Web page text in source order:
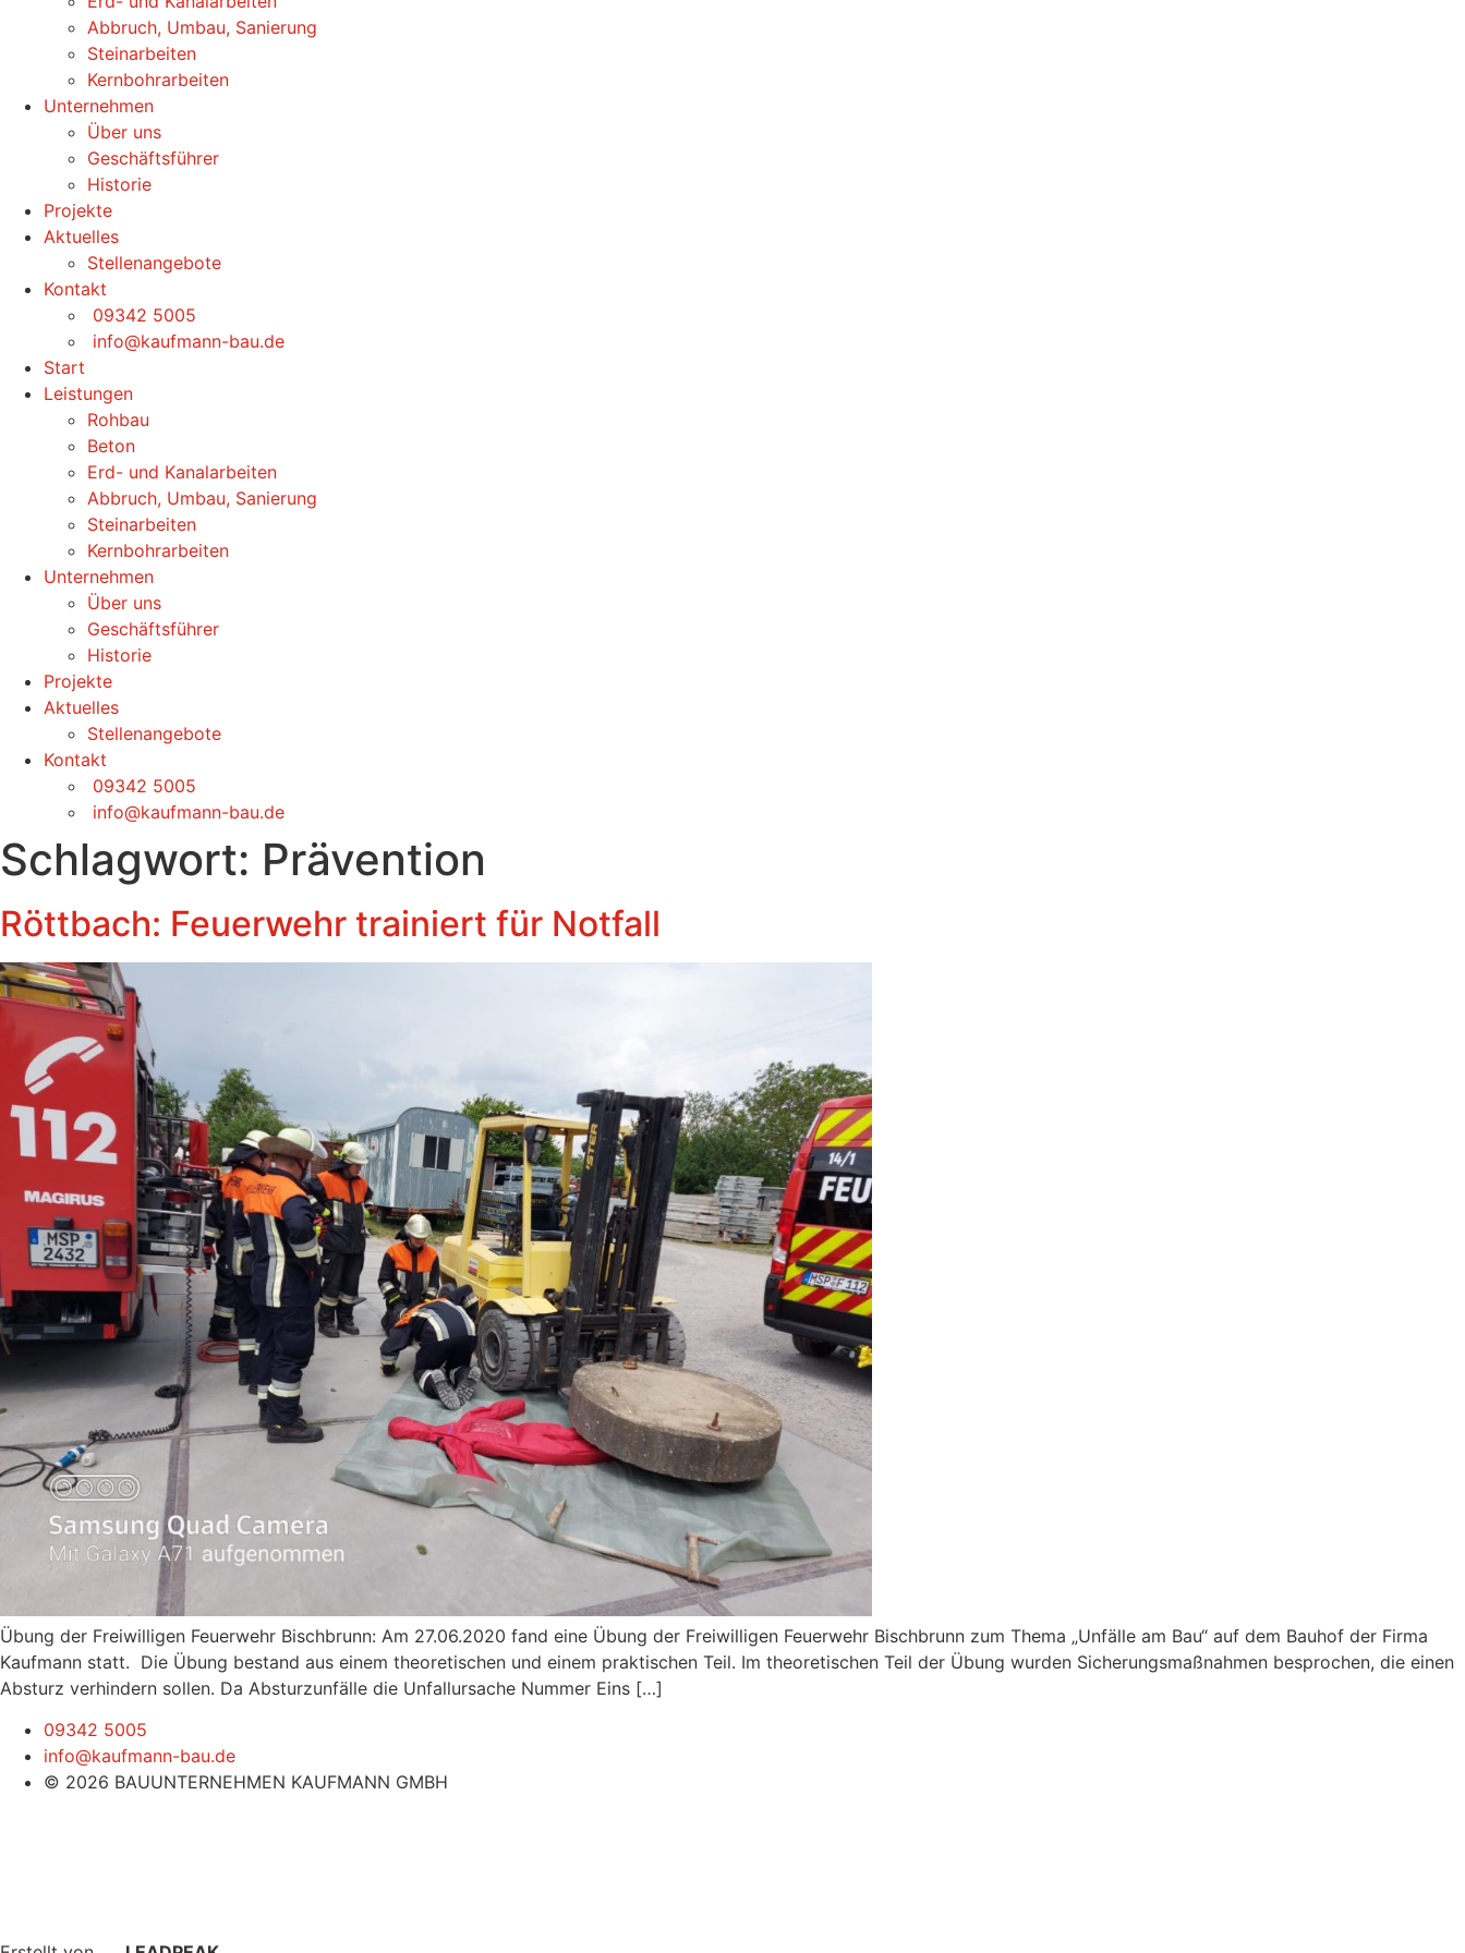
Abbruch, Umbau, Sanierung
Steinarbeiten
Kernbohrarbeiten
Unternehmen
Über uns
Geschäftsführer
Historie
Projekte
Aktuelles
Stellenangebote
Kontakt
09342 5005
info@kaufmann-bau.de
Start
Leistungen
Rohbau
Beton
Erd- und Kanalarbeiten
Abbruch, Umbau, Sanierung
Steinarbeiten
Kernbohrarbeiten
Unternehmen
Über uns
Geschäftsführer
Historie
Projekte
Aktuelles
Stellenangebote
Kontakt
09342 5005
info@kaufmann-bau.de
Schlagwort: Prävention
Röttbach: Feuerwehr trainiert für Notfall
Übung der Freiwilligen Feuerwehr Bischbrunn: Am 27.06.2020 fand eine Übung der Freiwilligen Feuerwehr Bischbrunn zum Thema „Unfälle am Bau“ auf dem Bauhof der Firma
Kaufmann statt. Die Übung bestand aus einem theoretischen und einem praktischen Teil. Im theoretischen Teil der Übung wurden Sicherungsmaßnahmen besprochen, die einen
Absturz verhindern sollen. Da Absturzunfälle die Unfallursache Nummer Eins […]
09342 5005
info@kaufmann-bau.de
© 2026 BAUUNTERNEHMEN KAUFMANN GMBH